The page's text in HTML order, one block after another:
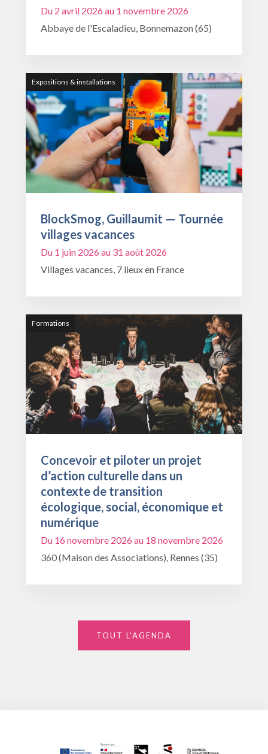
Du 2 avril 2026 au 1 novembre 2026
Abbaye de l'Escaladieu, Bonnemazon (65)
Expositions & installations
BlockSmog, Guillaumit — Tournée
villages vacances
Du 1 juin 2026 au 31 août 2026
Villages vacances, 7 lieux en France
Formations
Concevoir et piloter un projet
d’action culturelle dans un
contexte de transition
écologique, social, économique et
numérique
Du 16 novembre 2026 au 18 novembre 2026
360 (Maison des Associations), Rennes (35)
TOUT L'AGENDA